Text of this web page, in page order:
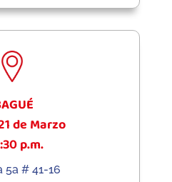
de Marzo
p.m.
5a # 41-16